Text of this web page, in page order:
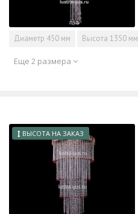
Диаметр 450 мм Высота 1350 мм
Еще 2 размера
ВЫСОТА НА ЗАКАЗ